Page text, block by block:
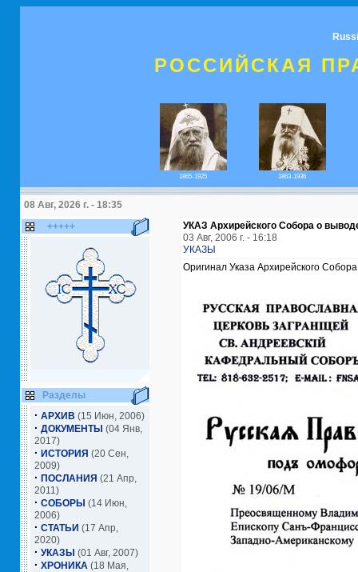
РОССИЙСКАЯ
1865-1925 1863-1936
08 Авг, 2026 г. - 18:35
+++++
Разделы
· АРХИВ (15 Июн, 2006)
· ДОКУМЕНТЫ (04 Янв,
2017)
· ИСТОРИЯ (20 Сен,
2009)
· ПОСЛАНИЯ (21 Апр,
2011)
· СОБОРЫ (14 Июн,
2006)
· СТАТЬИ (17 Апр,
2020)
· УКАЗЫ (01 Авг, 2007)
· ХРОНИКА (18 Мая,
УКАЗ Архирейского Собора о
03 Авг, 2006 г. - 16:18
УКАЗЫ
Оригинал Указа Архирейского